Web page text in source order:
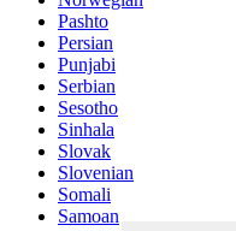
Pashto
Persian
Punjabi
Serbian
Sesotho
Sinhala
Slovak
Slovenian
Somali
Samoan